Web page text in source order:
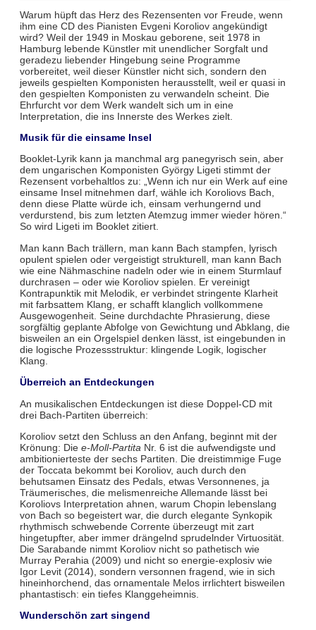
Warum hüpft das Herz des Rezensenten vor Freude, wenn
ihm eine CD des Pianisten Evgeni Koroliov angekündigt
wird? Weil der 1949 in Moskau geborene, seit 1978 in
Hamburg lebende Künstler mit unendlicher Sorgfalt und
geradezu liebender Hingebung seine Programme
vorbereitet, weil dieser Künstler nicht sich, sondern den
jeweils gespielten Komponisten herausstellt, weil er quasi in
den gespielten Komponisten zu verwandeln scheint. Die
Ehrfurcht vor dem Werk wandelt sich um in eine
Interpretation, die ins Innerste des Werkes zielt.
Musik für die einsame Insel
Booklet-Lyrik kann ja manchmal arg panegyrisch sein, aber
dem ungarischen Komponisten György Ligeti stimmt der
Rezensent vorbehaltlos zu: „Wenn ich nur ein Werk auf eine
einsame Insel mitnehmen darf, wähle ich Koroliovs Bach,
denn diese Platte würde ich, einsam verhungernd und
verdurstend, bis zum letzten Atemzug immer wieder hören.“
So wird Ligeti im Booklet zitiert.
Man kann Bach trällern, man kann Bach stampfen, lyrisch
opulent spielen oder vergeistigt strukturell, man kann Bach
wie eine Nähmaschine nadeln oder wie in einem Sturmlauf
durchrasen – oder wie Koroliov spielen. Er vereinigt
Kontrapunktik mit Melodik, er verbindet stringente Klarheit
mit farbsattem Klang, er schafft klanglich vollkommene
Ausgewogenheit. Seine durchdachte Phrasierung, diese
sorgfältig geplante Abfolge von Gewichtung und Abklang, die
bisweilen an ein Orgelspiel denken lässt, ist eingebunden in
die logische Prozessstruktur: klingende Logik, logischer
Klang.
Überreich an Entdeckungen
An musikalischen Entdeckungen ist diese Doppel-CD mit
drei Bach-Partiten überreich:
Koroliov setzt den Schluss an den Anfang, beginnt mit der
Krönung: Die e-Moll-Partita Nr. 6 ist die aufwendigste und
ambitionierteste der sechs Partiten. Die dreistimmige Fuge
der Toccata bekommt bei Koroliov, auch durch den
behutsamen Einsatz des Pedals, etwas Versonnenes, ja
Träumerisches, die melismenreiche Allemande lässt bei
Koroliovs Interpretation ahnen, warum Chopin lebenslang
von Bach so begeistert war, die durch elegante Synkopik
rhythmisch schwebende Corrente überzeugt mit zart
hingetupfter, aber immer drängelnd sprudelnder Virtuosität.
Die Sarabande nimmt Koroliov nicht so pathetisch wie
Murray Perahia (2009) und nicht so energie-explosiv wie
Igor Levit (2014), sondern versonnen fragend, wie in sich
hineinhorchend, das ornamentale Melos irrlichtert bisweilen
phantastisch: ein tiefes Klanggeheimnis.
Wunderschön zart singend